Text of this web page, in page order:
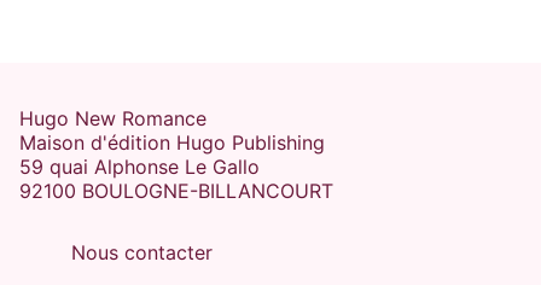
Hugo New Romance
Maison d'édition Hugo Publishing
59 quai Alphonse Le Gallo
92100 BOULOGNE-BILLANCOURT
Nous contacter